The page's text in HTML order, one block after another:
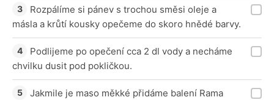
Rozpálíme si pánev s trochou směsi oleje a
másla a krůtí kousky opečeme do skoro hnědé barvy.
Podlijeme po opečení cca 2 dl vody a necháme
chvilku dusit pod pokličkou.
Jakmile je maso měkké přidáme balení Rama